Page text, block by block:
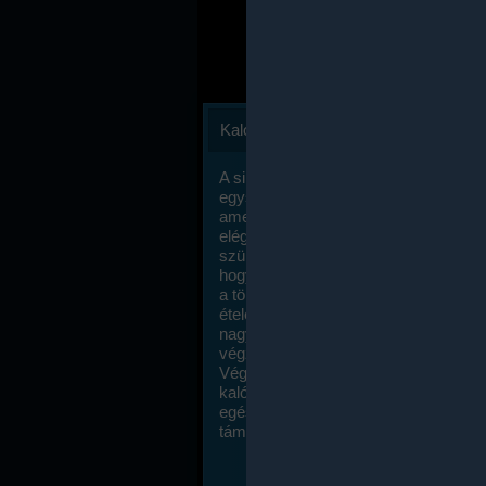
Kalóriaszámlálás
A sikeres fogyás titka valójában igen
egyszerű: égess több energiát, mint
amennyit beviszel. Természetesen
elég nagy fegyelemre és akaraterőre
szükség, de meglepődve fogod
hogy a kalóriaszámolás mennyire
a többi diétához képest. Itt nincsenek
ételek és a megengedett kalóriabevitelt
nagymértékben növelheted ha
végzel.
Végül, de nem utolsó sorban, a
kalóriaszámolás módszerét a legtöbb
egészségügyi szakorvos ajánlja és
támogatja.